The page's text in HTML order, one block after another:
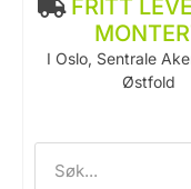
FRITT
I Oslo, Sentrale
Østfold